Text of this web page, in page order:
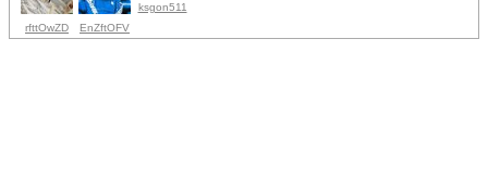
rfttOwZD EnZftOFV
ksgon511